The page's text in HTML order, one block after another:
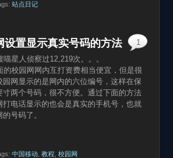
站点日记
设置显示真实号码的方法
喵星人侦察过12,219次。。。
的校园网网内互打资费相当便宜，但是很
网显示的是网内的六位编号，这样在保
两个号码，很不方便。通过下面的方法
电话显示的也会是真实的手机号，也就
号码了。
1
中国移动 教程 校园网